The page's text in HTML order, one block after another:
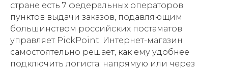
стране есть 7 федеральных операторов
пунктов выдачи заказов, подавляющим
большинством российских постаматов
управляет PickPoint. Интернет-магазин
самостоятельно решает, как ему удобнее
подключить логиста: напрямую или через